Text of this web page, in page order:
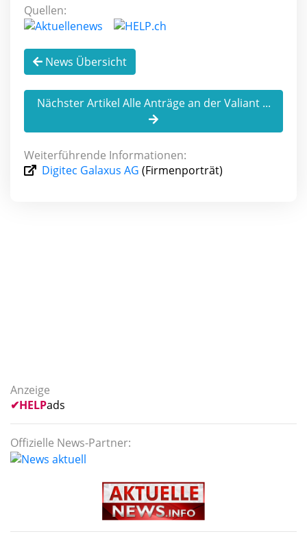
Quellen:
News Übersicht
Nächster Artikel Alle Anträge an der Valiant ...
Weiterführende Informationen:
Digitec Galaxus AG (Firmenporträt)
Anzeige
✔HELPads
Offizielle News-Partner: